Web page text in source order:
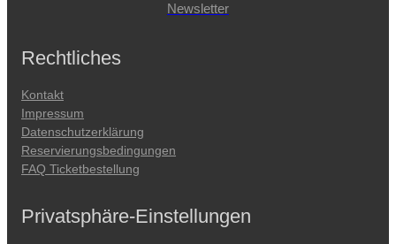
Newsletter
Rechtliches
Kontakt
Impressum
Datenschutzerklärung
Reservierungsbedingungen
FAQ Ticketbestellung
Privatsphäre-Einstellungen